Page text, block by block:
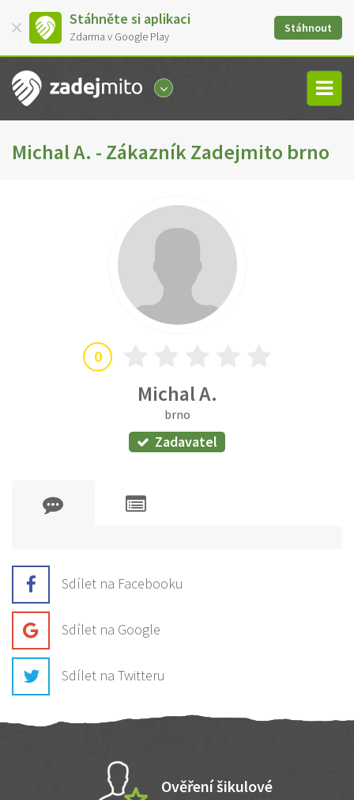
Stáhněte si aplikaci
Zdarma v Google Play
Stáhnout
Michal A. - Zákazník Zadejmito brno
0
Michal A.
brno
Zadavatel
Sdílet na Facebooku
Sdílet na Google
Sdílet na Twitteru
Ověření šikulové